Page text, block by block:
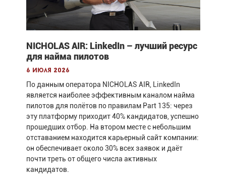
NICHOLAS AIR: LinkedIn – лучший ресурс
для найма пилотов
6 июля 2026
По данным оператора NICHOLAS AIR, LinkedIn
является наиболее эффективным каналом найма
пилотов для полётов по правилам Part 135: через
эту платформу приходит 40% кандидатов, успешно
прошедших отбор. На втором месте с небольшим
отставанием находится карьерный сайт компании:
он обеспечивает около 30% всех заявок и даёт
почти треть от общего числа активных
кандидатов.